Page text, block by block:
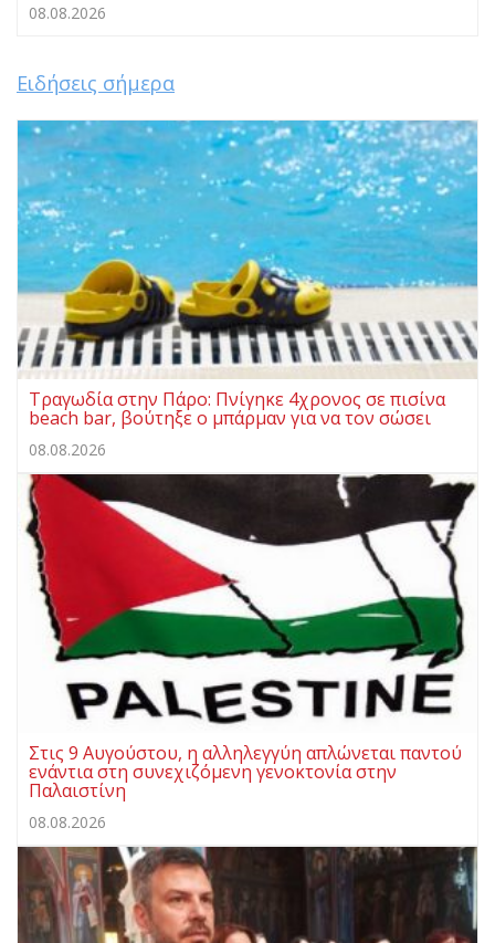
08.08.2026
Ειδήσεις σήμερα
Τραγωδία στην Πάρο: Πνίγηκε 4χρονος σε πισίνα
beach bar, βούτηξε ο μπάρμαν για να τον σώσει
08.08.2026
Στις 9 Αυγούστου, η αλληλεγγύη απλώνεται παντού
ενάντια στη συνεχιζόμενη γενοκτονία στην
Παλαιστίνη
08.08.2026